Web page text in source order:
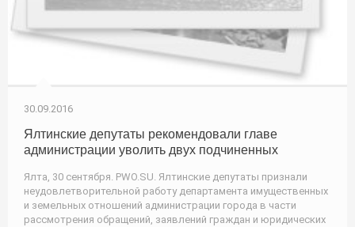
30.09.2016
Ялтинские депутаты рекомендовали главе
администрации уволить двух подчиненных
Ялта, 30 сентября. PWO.SU. Ялтинские депутаты признали
неудовлетворительной работу департамента имущественных
и земельных отношений администрации города в части
рассмотрения обращений, заявлений граждан и юридических